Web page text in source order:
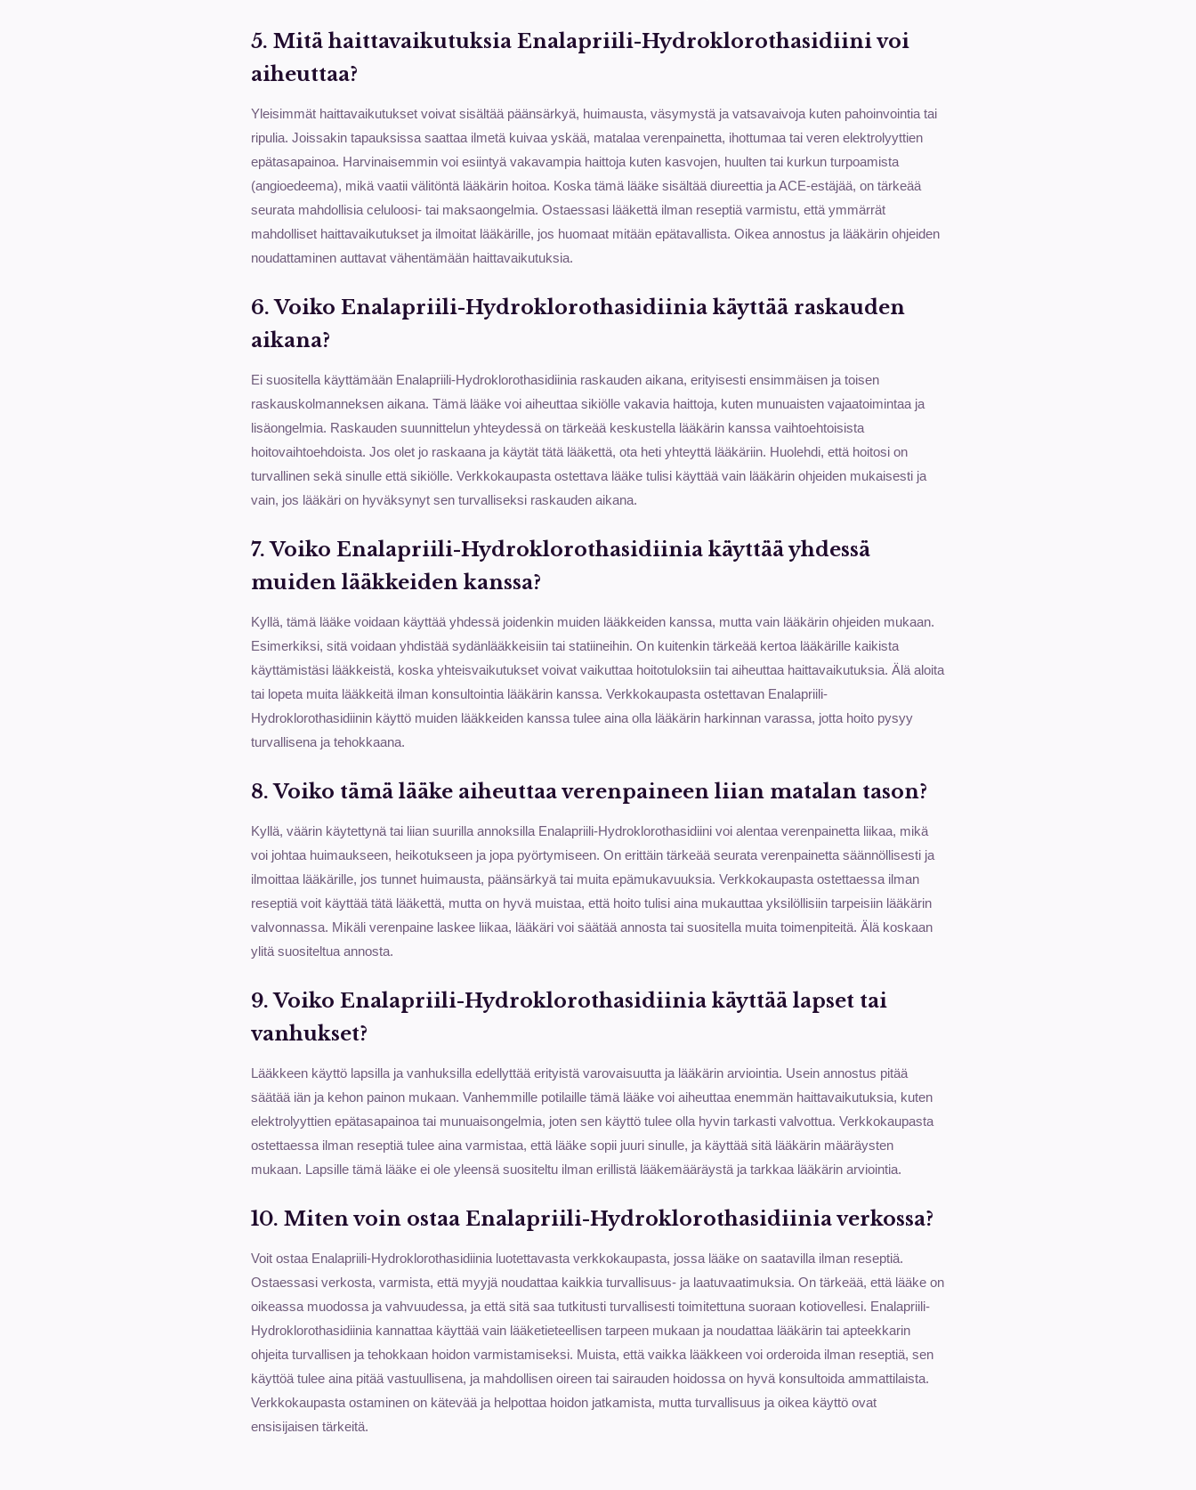
5. Mitä haittavaikutuksia Enalapriili-Hydroklorothasidiini voi
aiheuttaa?
Yleisimmät haittavaikutukset voivat sisältää päänsärkyä, huimausta, väsymystä ja vatsavaivoja kuten pahoinvointia tai
ripulia. Joissakin tapauksissa saattaa ilmetä kuivaa yskää, matalaa verenpainetta, ihottumaa tai veren elektrolyyttien
epätasapainoa. Harvinaisemmin voi esiintyä vakavampia haittoja kuten kasvojen, huulten tai kurkun turpoamista
(angioedeema), mikä vaatii välitöntä lääkärin hoitoa. Koska tämä lääke sisältää diureettia ja ACE-estäjää, on tärkeää
seurata mahdollisia celuloosi- tai maksaongelmia. Ostaessasi lääkettä ilman reseptiä varmistu, että ymmärrät
mahdolliset haittavaikutukset ja ilmoitat lääkärille, jos huomaat mitään epätavallista. Oikea annostus ja lääkärin ohjeiden
noudattaminen auttavat vähentämään haittavaikutuksia.
6. Voiko Enalapriili-Hydroklorothasidiinia käyttää raskauden
aikana?
Ei suositella käyttämään Enalapriili-Hydroklorothasidiinia raskauden aikana, erityisesti ensimmäisen ja toisen
raskauskolmanneksen aikana. Tämä lääke voi aiheuttaa sikiölle vakavia haittoja, kuten munuaisten vajaatoimintaa ja
lisäongelmia. Raskauden suunnittelun yhteydessä on tärkeää keskustella lääkärin kanssa vaihtoehtoisista
hoitovaihtoehdoista. Jos olet jo raskaana ja käytät tätä lääkettä, ota heti yhteyttä lääkäriin. Huolehdi, että hoitosi on
turvallinen sekä sinulle että sikiölle. Verkkokaupasta ostettava lääke tulisi käyttää vain lääkärin ohjeiden mukaisesti ja
vain, jos lääkäri on hyväksynyt sen turvalliseksi raskauden aikana.
7. Voiko Enalapriili-Hydroklorothasidiinia käyttää yhdessä
muiden lääkkeiden kanssa?
Kyllä, tämä lääke voidaan käyttää yhdessä joidenkin muiden lääkkeiden kanssa, mutta vain lääkärin ohjeiden mukaan.
Esimerkiksi, sitä voidaan yhdistää sydänlääkkeisiin tai statiineihin. On kuitenkin tärkeää kertoa lääkärille kaikista
käyttämistäsi lääkkeistä, koska yhteisvaikutukset voivat vaikuttaa hoitotuloksiin tai aiheuttaa haittavaikutuksia. Älä aloita
tai lopeta muita lääkkeitä ilman konsultointia lääkärin kanssa. Verkkokaupasta ostettavan Enalapriili-
Hydroklorothasidiinin käyttö muiden lääkkeiden kanssa tulee aina olla lääkärin harkinnan varassa, jotta hoito pysyy
turvallisena ja tehokkaana.
8. Voiko tämä lääke aiheuttaa verenpaineen liian matalan tason?
Kyllä, väärin käytettynä tai liian suurilla annoksilla Enalapriili-Hydroklorothasidiini voi alentaa verenpainetta liikaa, mikä
voi johtaa huimaukseen, heikotukseen ja jopa pyörtymiseen. On erittäin tärkeää seurata verenpainetta säännöllisesti ja
ilmoittaa lääkärille, jos tunnet huimausta, päänsärkyä tai muita epämukavuuksia. Verkkokaupasta ostettaessa ilman
reseptiä voit käyttää tätä lääkettä, mutta on hyvä muistaa, että hoito tulisi aina mukauttaa yksilöllisiin tarpeisiin lääkärin
valvonnassa. Mikäli verenpaine laskee liikaa, lääkäri voi säätää annosta tai suositella muita toimenpiteitä. Älä koskaan
ylitä suositeltua annosta.
9. Voiko Enalapriili-Hydroklorothasidiinia käyttää lapset tai
vanhukset?
Lääkkeen käyttö lapsilla ja vanhuksilla edellyttää erityistä varovaisuutta ja lääkärin arviointia. Usein annostus pitää
säätää iän ja kehon painon mukaan. Vanhemmille potilaille tämä lääke voi aiheuttaa enemmän haittavaikutuksia, kuten
elektrolyyttien epätasapainoa tai munuaisongelmia, joten sen käyttö tulee olla hyvin tarkasti valvottua. Verkkokaupasta
ostettaessa ilman reseptiä tulee aina varmistaa, että lääke sopii juuri sinulle, ja käyttää sitä lääkärin määräysten
mukaan. Lapsille tämä lääke ei ole yleensä suositeltu ilman erillistä lääkemääräystä ja tarkkaa lääkärin arviointia.
10. Miten voin ostaa Enalapriili-Hydroklorothasidiinia verkossa?
Voit ostaa Enalapriili-Hydroklorothasidiinia luotettavasta verkkokaupasta, jossa lääke on saatavilla ilman reseptiä.
Ostaessasi verkosta, varmista, että myyjä noudattaa kaikkia turvallisuus- ja laatuvaatimuksia. On tärkeää, että lääke on
oikeassa muodossa ja vahvuudessa, ja että sitä saa tutkitusti turvallisesti toimitettuna suoraan kotiovellesi. Enalapriili-
Hydroklorothasidiinia kannattaa käyttää vain lääketieteellisen tarpeen mukaan ja noudattaa lääkärin tai apteekkarin
ohjeita turvallisen ja tehokkaan hoidon varmistamiseksi. Muista, että vaikka lääkkeen voi orderoida ilman reseptiä, sen
käyttöä tulee aina pitää vastuullisena, ja mahdollisen oireen tai sairauden hoidossa on hyvä konsultoida ammattilaista.
Verkkokaupasta ostaminen on kätevää ja helpottaa hoidon jatkamista, mutta turvallisuus ja oikea käyttö ovat
ensisijaisen tärkeitä.